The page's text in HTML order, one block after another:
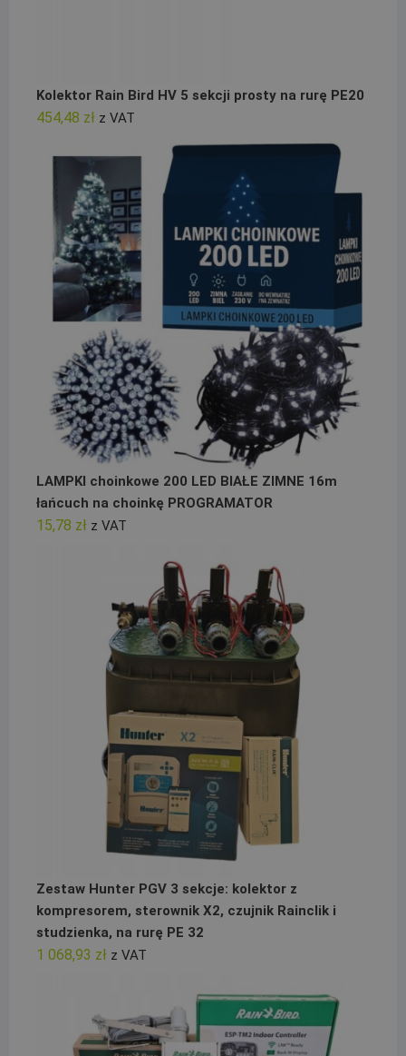
Kolektor Rain Bird HV 5 sekcji prosty na rurę PE20
454,48 zł z VAT
LAMPKI choinkowe 200 LED BIAŁE ZIMNE 16m
łańcuch na choinkę PROGRAMATOR
15,78 zł z VAT
Zestaw Hunter PGV 3 sekcje: kolektor z
kompresorem, sterownik X2, czujnik Rainclik i
studzienka, na rurę PE 32
1 068,93 zł z VAT